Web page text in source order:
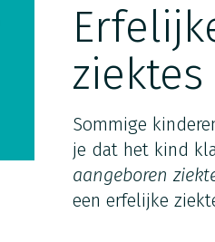
ziektes
Sommige
je dat het kind
aangeboren
een erfelijke